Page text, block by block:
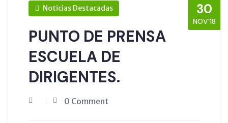
30
NOV’18
Noticias Destacadas
PUNTO DE PRENSA
ESCUELA DE
DIRIGENTES.
0 Comment